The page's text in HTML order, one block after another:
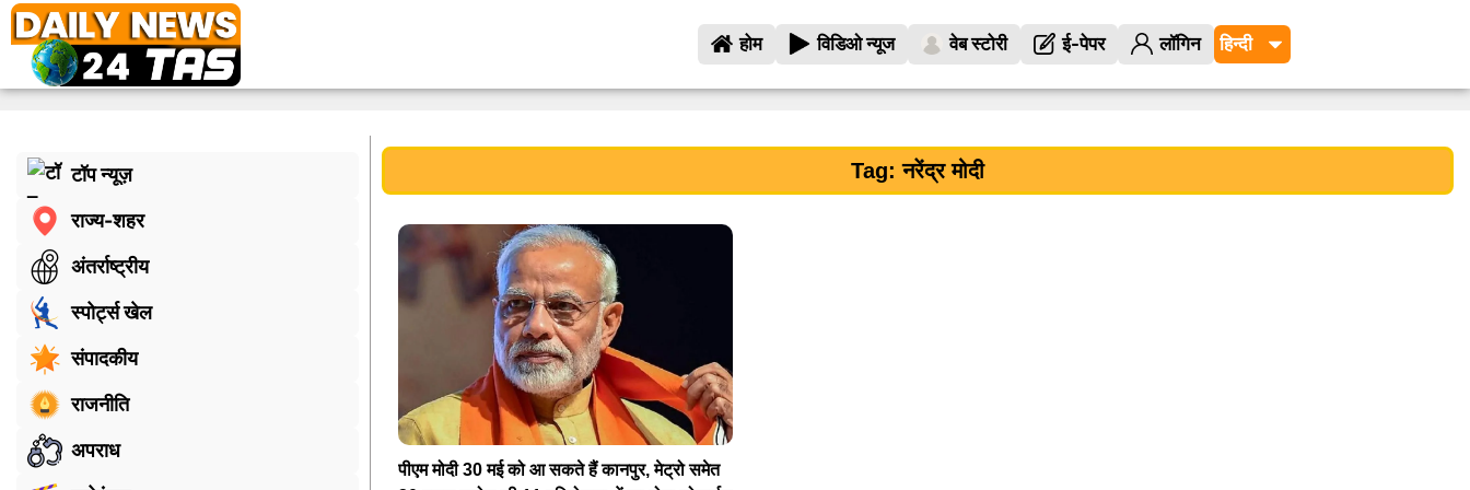
होम विडिओ न्यूज वेब स्टोरी ई-पेपर लॉगिन
टॉप न्यूज़
राज्य-शहर
अंतर्राष्ट्रीय
स्पोर्ट्स खेल
संपादकीय
राजनीति
अपराध
Tag: नरेंद्र मोदी
पीएम मोदी 30 मई को आ सकते हैं कानपुर, मेट्रो समेत